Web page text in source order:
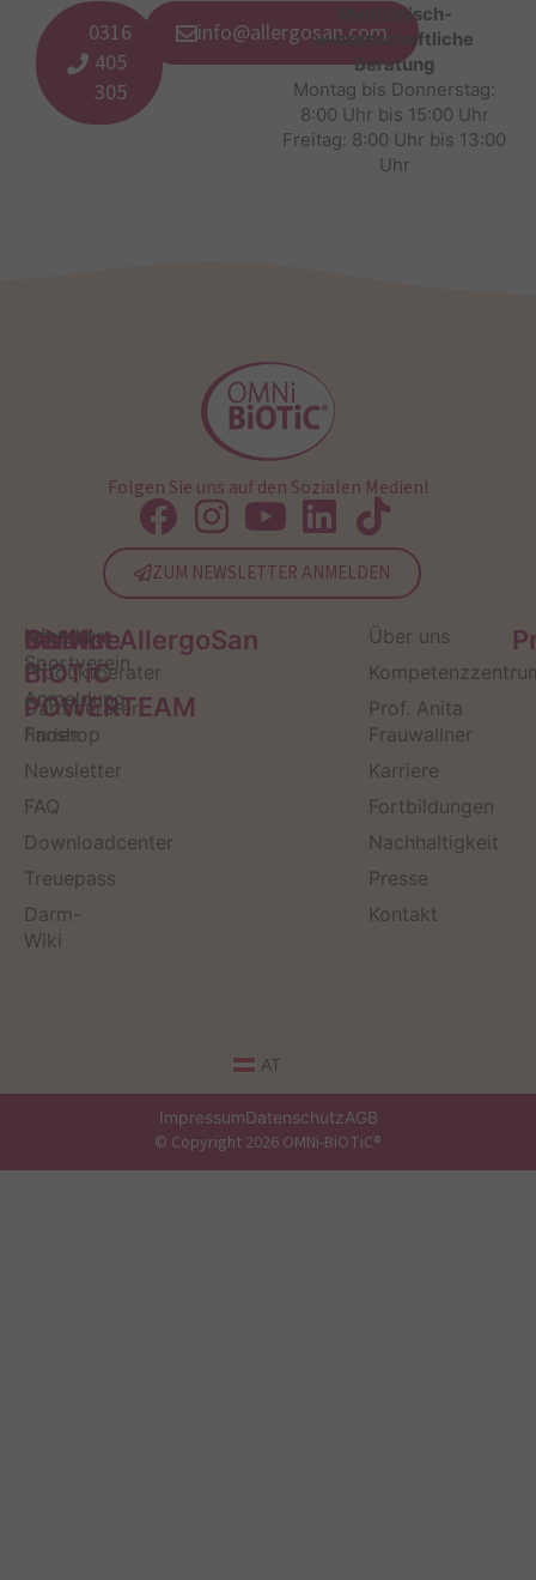
0316
405
305
info@allergosan.com
Medizinisch-
wissenschaftliche
Beratung
Montag bis Donnerstag:
8:00 Uhr bis 15:00 Uhr
Freitag: 8:00 Uhr bis 13:00
Uhr
Folgen Sie uns auf den Sozialen Medien!
ZUM NEWSLETTER ANMELDEN
Service
Kontakt
Produktberater
Darmberater
finden
Newsletter
FAQ
Downloadcenter
Treuepass
Darm-
Wiki
OMNi-
BiOTiC
POWERTEAM
Infos zum
Sportverein
Anmeldung
Fanshop
Institut AllergoSan
Über uns
Prof. Anita
Frauwallner
Karriere
Fortbildungen
Nachhaltigkeit
Presse
Kontakt
AT
ImpressumDatenschutzAGB
© Copyright 2026 OMNi-BiOTiC®